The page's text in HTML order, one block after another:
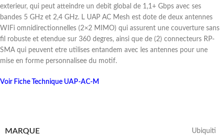
exterieur, qui peut atteindre un debit global de 1,1+ Gbps avec ses
bandes 5 GHz et 2,4 GHz. L UAP AC Mesh est dote de deux antennes
WIFi omnidirectionnelles (2×2 MIMO) qui assurent une couverture sans
fil robuste et etendue sur 360 degres, ainsi que de (2) connecteurs RP-
SMA qui peuvent etre utilises entandem avec les antennes pour une
mise en forme personnalisee du motif.
Voir Fiche Technique UAP-AC-M
MARQUE Ubiquiti